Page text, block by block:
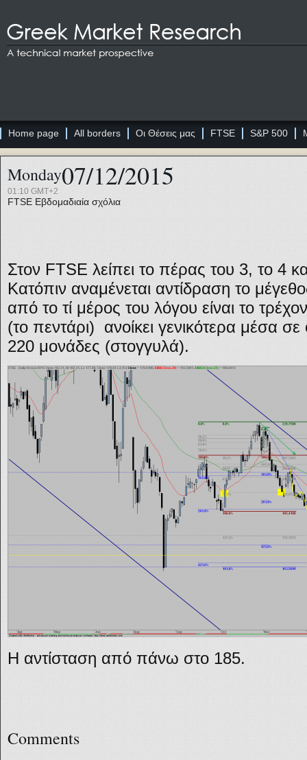
Home page All borders Οι Θέσεις μας FTSE S&P 500
Monday07/12/2015
01:10 GMT+2
FTSE Εβδομαδιαία σχόλια
Στον FTSE λείπει το πέρας του 3, το 4
Κατόπιν αναμένεται αντίδραση το
από το τί μέρος του λόγου είναι το
(το πεντάρι) ανοίκει γενικότερα μέσα
220 μονάδες (στογγυλά).
Η αντίσταση από πάνω στο 185.
Comments